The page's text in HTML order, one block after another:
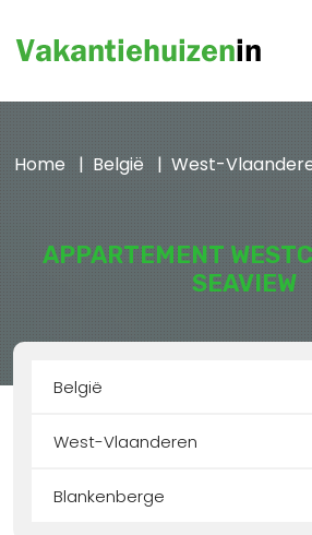
APPARTEMENT
SEAVIEW
Home België West-
België
West-Vlaanderen
Blankenberge